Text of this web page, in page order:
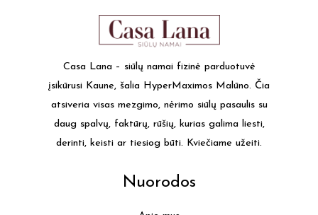
Casa Lana – siūlų namai fizinė parduotuvė
įsikūrusi Kaune, šalia HyperMaximos Malūno. Čia
atsiveria visas mezgimo, nėrimo siūlų pasaulis su
daug spalvų, faktūrų, rūšių, kurias galima liesti,
derinti, keisti ar tiesiog būti. Kviečiame užeiti.
Nuorodos